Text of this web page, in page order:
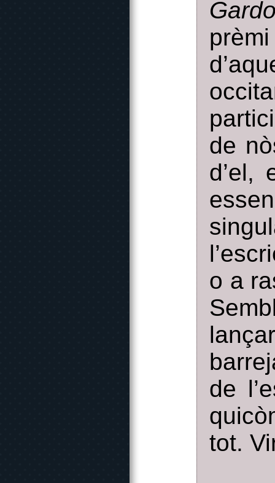
de
d’el,
o a
de
tot.